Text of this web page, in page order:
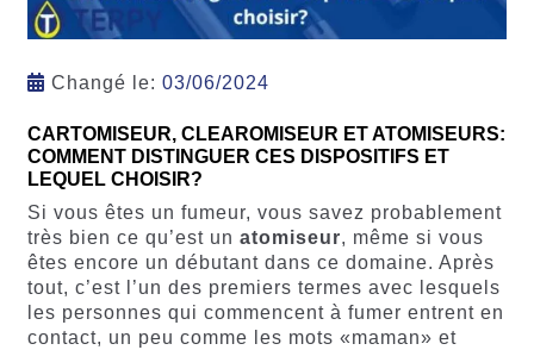
Changé le: 03/06/2024
CARTOMISEUR, CLEAROMISEUR ET ATOMISEURS:
COMMENT DISTINGUER CES DISPOSITIFS ET
LEQUEL CHOISIR?
Si vous êtes un fumeur, vous savez probablement
très bien ce qu’est un atomiseur, même si vous
êtes encore un débutant dans ce domaine. Après
tout, c’est l’un des premiers termes avec lesquels
les personnes qui commencent à fumer entrent en
contact, un peu comme les mots «maman» et